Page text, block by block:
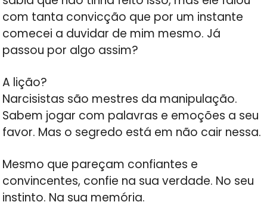
com tanta convicção que por um instante
comecei a duvidar de mim mesmo. Já
passou por algo assim?
A lição?
Narcisistas são mestres da manipulação.
Sabem jogar com palavras e emoções a seu
favor. Mas o segredo está em não cair nessa.
Mesmo que pareçam confiantes e
convincentes, confie na sua verdade. No seu
instinto. Na sua memória.